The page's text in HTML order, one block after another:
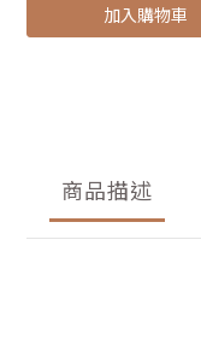
加入購物車
商品描述